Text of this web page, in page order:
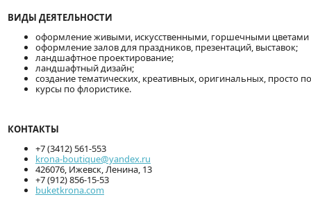
ВИДЫ ДЕЯТЕЛЬНОСТИ
оформление живыми, искусственными, горшечными цветами
оформление залов для праздников, презентаций, выставок;
ландшафтное проектирование;
ландшафтный дизайн;
создание тематических, креативных, оригинальных, просто
курсы по флористике.
КОНТАКТЫ
+7 (3412) 561-553
krona-boutique@yandex.ru
426076, Ижевск, Ленина, 13
+7 (912) 856-15-53
buketkrona.com